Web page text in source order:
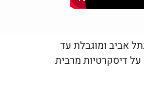
הסדנה מתקיימת בתל אביב ומוגבלת עד
דיסקרטיות מרבית